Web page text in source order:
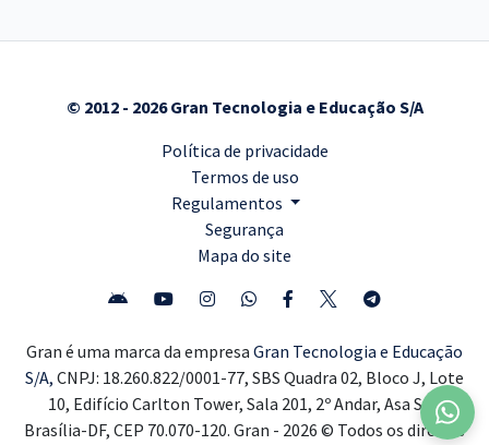
© 2012 - 2026 Gran Tecnologia e Educação S/A
Política de privacidade
Termos de uso
Regulamentos
Segurança
Mapa do site
Gran é uma marca da empresa Gran Tecnologia e Educação
S/A, CNPJ: 18.260.822/0001-77, SBS Quadra 02, Bloco J, Lote
10, Edifício Carlton Tower, Sala 201, 2º Andar, Asa Sul,
Brasília-DF, CEP 70.070-120. Gran - 2026 © Todos os direitos